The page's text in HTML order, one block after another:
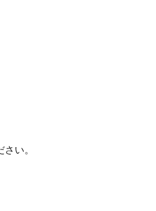
い。